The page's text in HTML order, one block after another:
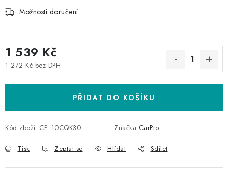
Možnosti doručení
1 539 Kč
1 272 Kč bez DPH
PŘIDAT DO KOŠÍKU
Kód zboží: CP_10CQK30 Značka:CarPro
Tisk Zeptat se Hlídat Sdílet